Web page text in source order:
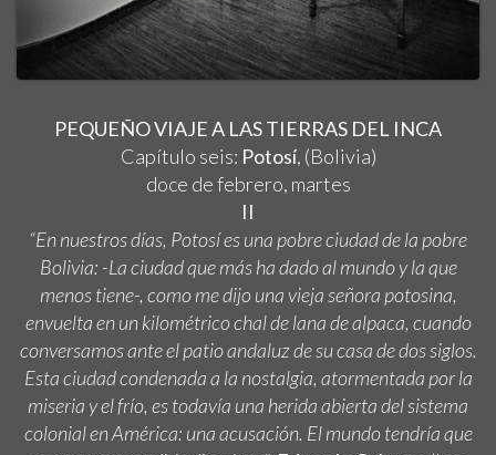
PEQUEÑO VIAJE A LAS TIERRAS DEL INCA
Capítulo seis: Potosí, (Bolivia)
doce de febrero, martes
II
“En nuestros días, Potosí es una pobre ciudad de la pobre
Bolivia: -La ciudad que más ha dado al mundo y la que
menos tiene-, como me dijo una vieja señora potosina,
envuelta en un kilométrico chal de lana de alpaca, cuando
conversamos ante el patio andaluz de su casa de dos siglos.
Esta ciudad condenada a la nostalgia, atormentada por la
miseria y el frío, es todavía una herida abierta del sistema
colonial en América: una acusación. El mundo tendría que